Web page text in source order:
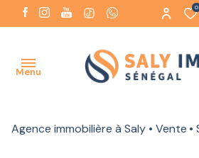
0
Menu
ACCUEIL
Agence immobilière à Saly Vente